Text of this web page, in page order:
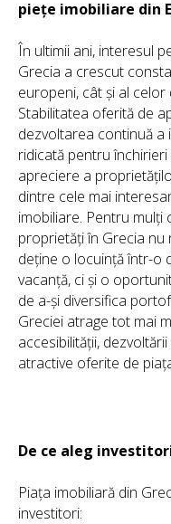
piețe imobiliare din
În ultimii ani, interesul
Grecia a crescut
europeni, cât și al
Stabilitatea oferită de
dezvoltarea continuă
ridicată pentru
apreciere a
dintre cele mai
imobiliare. Pentru mulți
proprietăți în Grecia
deține o locuință într-o
vacanță, ci și o
de a-și diversifica
Greciei atrage tot mai
accesibilității,
atractive oferite de
De ce aleg
Piața imobiliară din
investitori: